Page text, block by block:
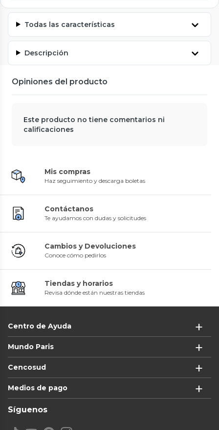
Todas las características
Descripción
Opiniones del producto
Este producto no tiene comentarios ni
calificaciones
Mis compras
Haz seguimiento y descarga boletas
Contáctanos
Te ayudamos con dudas y solicitudes
Cambios y Devoluciones
Conoce cómo pedirlos
Tiendas y horarios
Revisa dónde están nuestras tiendas
Centro de Ayuda
Mundo Paris
Cencosud
Medios de pago
Síguenos